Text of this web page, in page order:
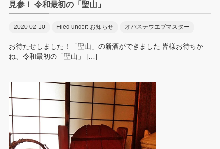
見参！ 令和最初の「聖山」
2020-02-10 Filed under: お知らせ オバステウエブマスター
お待たせしました！「聖山」の新酒ができました 皆様お待ちか
ね、令和最初の「聖山」 […]